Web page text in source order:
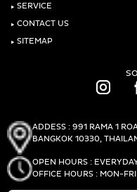
‣ SERVICE
‣ CONTACT US
‣ SITEMAP
ADDESS : 991 RAMA 1
BANGKOK 10330,
OPEN HOURS :
OFFICE HOURS : MON-